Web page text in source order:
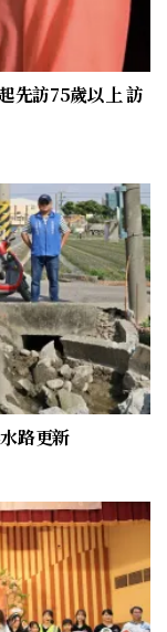
先訪75歲以上 訪
路更新